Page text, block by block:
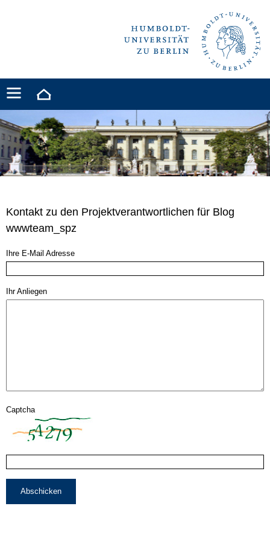
Kontakt zu den Projektverantwortlichen für Blog
wwwteam_spz
Ihre E-Mail Adresse
Ihr Anliegen
Captcha
Abschicken